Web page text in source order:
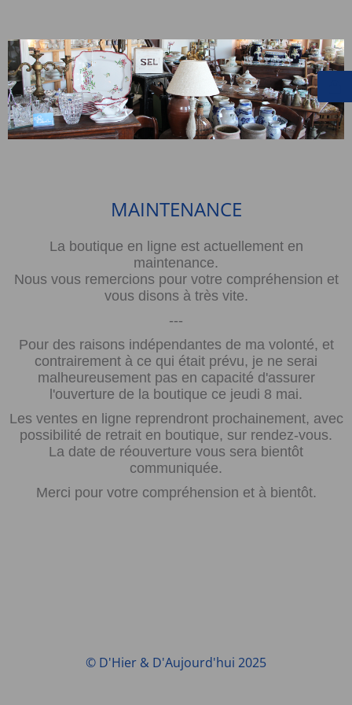
MAINTENANCE
La boutique en ligne est actuellement en
maintenance.
Nous vous remercions pour votre compréhension et
vous disons à très vite.
---
Pour des raisons indépendantes de ma volonté, et
contrairement à ce qui était prévu, je ne serai
malheureusement pas en capacité d'assurer
l'ouverture de la boutique ce jeudi 8 mai.
Les ventes en ligne reprendront prochainement, avec
possibilité de retrait en boutique, sur rendez-vous.
La date de réouverture vous sera bientôt
communiquée.
Merci pour votre compréhension et à bientôt.
© D'Hier & D'Aujourd'hui 2025